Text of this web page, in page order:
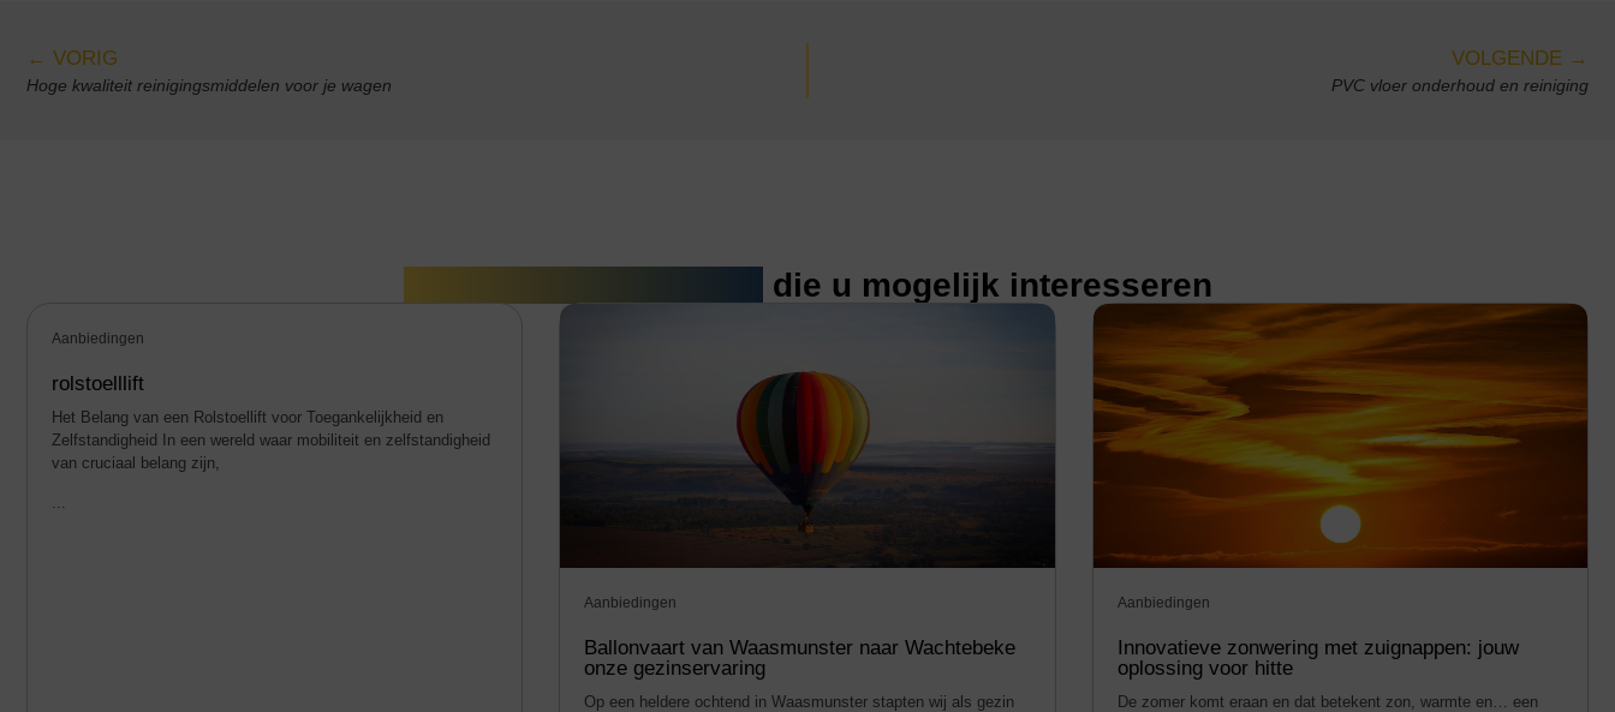
← VORIG
Hoge kwaliteit reinigingsmiddelen voor je wagen
VOLGENDE →
PVC vloer onderhoud en reiniging
die u mogelijk interesseren
Aanbiedingen
rolstoelllift
Het Belang van een Rolstoellift voor Toegankelijkheid en
Zelfstandigheid In een wereld waar mobiliteit en zelfstandigheid
van cruciaal belang zijn,
...
Aanbiedingen
Ballonvaart van Waasmunster naar Wachtebeke
onze gezinservaring
Op een heldere ochtend in Waasmunster stapten wij als gezin
Aanbiedingen
Innovatieve zonwering met zuignappen: jouw
oplossing voor hitte
De zomer komt eraan en dat betekent zon, warmte en… een